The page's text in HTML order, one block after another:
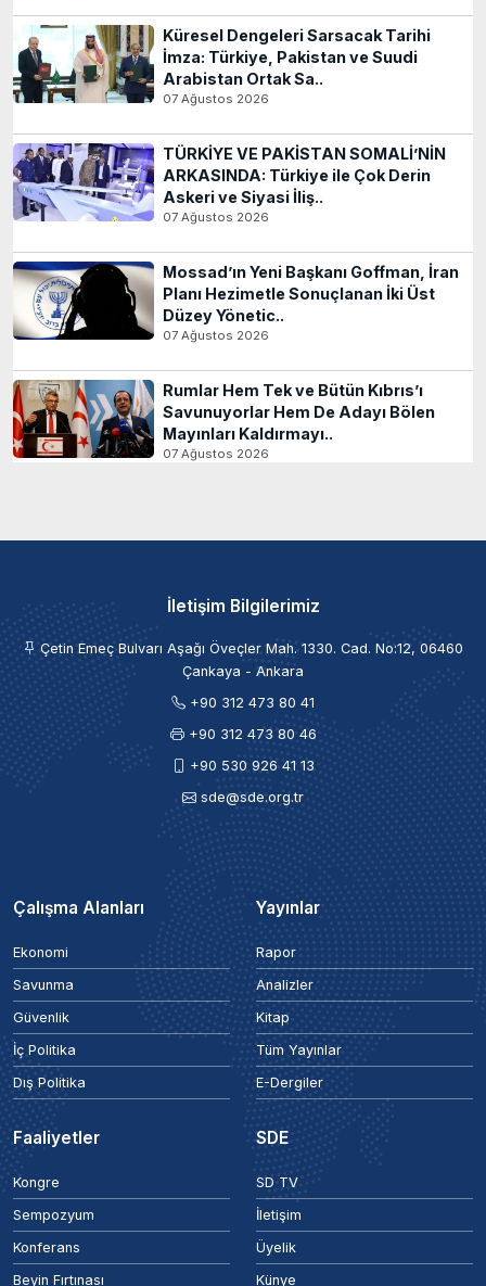
Küresel Dengeleri Sarsacak Tarihi
İmza: Türkiye, Pakistan ve Suudi
Arabistan Ortak Sa..
07 Ağustos 2026
TÜRKİYE VE PAKİSTAN SOMALİ’NİN
ARKASINDA: Türkiye ile Çok Derin
Askeri ve Siyasi İliş..
07 Ağustos 2026
Mossad’ın Yeni Başkanı Goffman, İran
Planı Hezimetle Sonuçlanan İki Üst
Düzey Yönetic..
07 Ağustos 2026
Rumlar Hem Tek ve Bütün Kıbrıs’ı
Savunuyorlar Hem De Adayı Bölen
Mayınları Kaldırmayı..
07 Ağustos 2026
İletişim Bilgilerimiz
Çetin Emeç Bulvarı Aşağı Öveçler Mah. 1330. Cad. No:12, 06460
Çankaya - Ankara
+90 312 473 80 41
+90 312 473 80 46
+90 530 926 41 13
sde@sde.org.tr
Çalışma Alanları
Ekonomi
Savunma
Güvenlik
İç Politika
Dış Politika
Yayınlar
Rapor
Analizler
Kitap
Tüm Yayınlar
E-Dergiler
Faaliyetler
Kongre
Sempozyum
Konferans
Beyin Fırtınası
SDE
SD TV
İletişim
Üyelik
Künye